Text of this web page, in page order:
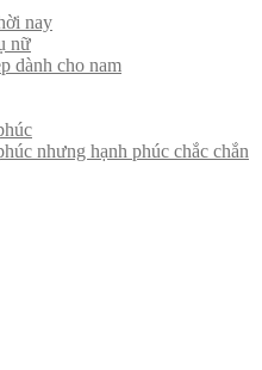
nay
nữ
dành cho nam
nhưng hạnh phúc chắc chắn